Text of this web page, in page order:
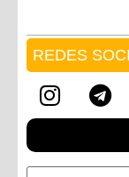
REDES